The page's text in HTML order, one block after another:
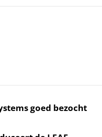
goed bezocht